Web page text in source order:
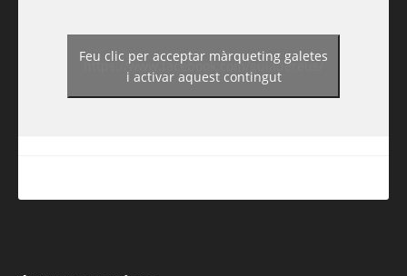
https://www.facebook.com/guiadereus/
Feu clic per acceptar màrqueting galetes
i activar aquest contingut